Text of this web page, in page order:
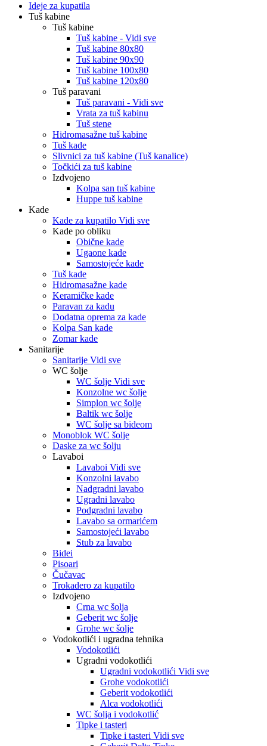
Ideje za kupatila
Tuš kabine
Tuš kabine
Tuš kabine - Vidi sve
Tuš kabine 80x80
Tuš kabine 90x90
Tuš kabine 100x80
Tuš kabine 120x80
Tuš paravani
Tuš paravani - Vidi sve
Vrata za tuš kabinu
Tuš stene
Hidromasažne tuš kabine
Tuš kade
Slivnici za tuš kabine (Tuš kanalice)
Točkići za tuš kabine
Izdvojeno
Kolpa san tuš kabine
Huppe tuš kabine
Kade
Kade za kupatilo Vidi sve
Kade po obliku
Obične kade
Ugaone kade
Samostojeće kade
Tuš kade
Hidromasažne kade
Keramičke kade
Paravan za kadu
Dodatna oprema za kade
Kolpa San kade
Zomar kade
Sanitarije
Sanitarije Vidi sve
WC šolje
WC šolje Vidi sve
Konzolne wc šolje
Simplon wc šolje
Baltik wc šolje
WC šolje sa bideom
Monoblok WC šolje
Daske za wc šolju
Lavaboi
Lavaboi Vidi sve
Konzolni lavabo
Nadgradni lavabo
Ugradni lavabo
Podgradni lavabo
Lavabo sa ormarićem
Samostojeći lavabo
Stub za lavabo
Bidei
Pisoari
Čučavac
Trokadero za kupatilo
Izdvojeno
Crna wc šolja
Geberit wc šolje
Grohe wc šolje
Vodokotlići i ugradna tehnika
Vodokotlići
Ugradni vodokotlići
Ugradni vodokotlići Vidi sve
Grohe vodokotlići
Geberit vodokotlići
Alca vodokotlići
WC šolja i vodokotlić
Tipke i tasteri
Tipke i tasteri Vidi sve